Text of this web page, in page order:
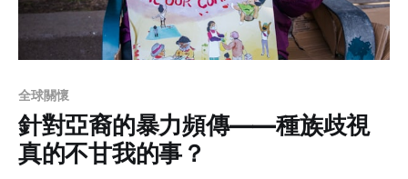
全球關懷
針對亞裔的暴力頻傳——種族歧視
真的不甘我的事？